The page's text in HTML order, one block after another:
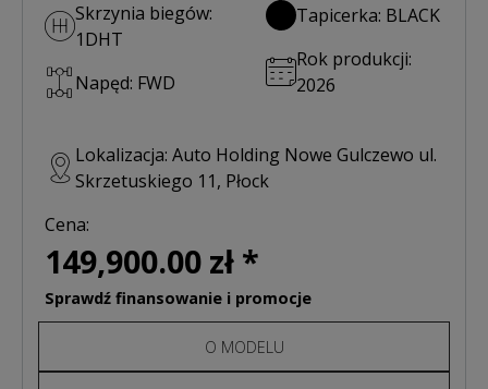
Skrzynia biegów:
1DHT
Napęd: FWD
Tapicerka: BLACK
Rok produkcji:
2026
Lokalizacja: Auto Holding Nowe Gulczewo ul.
Skrzetuskiego 11, Płock
Cena:
149,900.00 zł *
Sprawdź finansowanie i promocje
O MODELU